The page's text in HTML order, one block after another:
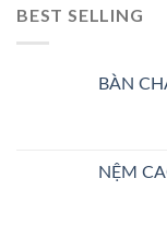
BEST SELLING
BÀN
NỆM